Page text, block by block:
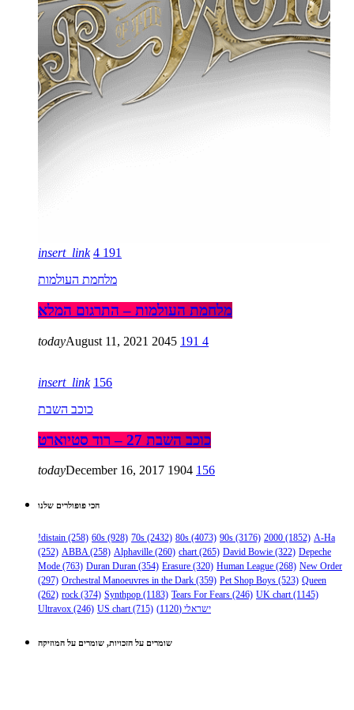
insert_link 4 191
מלחמת העולמות
מלחמת העולמות – התרגום המלא
todayAugust 11, 2021 2045 191 4
insert_link 156
כוכב השבת
כוכב השבת 27 – רוד סטיוארט
todayDecember 16, 2017 1904 156
הכי פופולרים שלנו
!distain (258) 60s (928) 70s (2432) 80s (4073) 90s (3176) 2000 (1852) A-Ha
(252) ABBA(258) Alphaville (260) chart(265) David Bowie (322) Depeche
Mode (763) Duran Duran (354) Erasure (320) Human League (268) New Order
(297) Orchestral Manoeuvres in the Dark (359) Pet Shop Boys (523) Queen
(262) rock (374) Synthpop (1183) Tears For Fears (246) UK chart(1145)
Ultravox (246) US chart(715) ישראלי (1120)
שומרים על הזכויות, שומרים על המוזיקה